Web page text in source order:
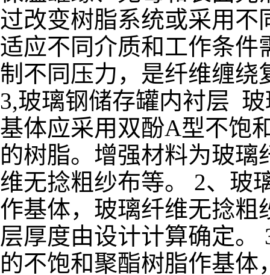
过改变树脂系统或采用
适应不同介质和工作条件
制不同压力，是纤维缠绕
3,玻璃钢储存罐内衬层
基体应采用双酚A型不饱
的树脂。增强材料为玻
维无捻粗纱布等。 2、玻
作基体，玻璃纤维无捻粗
层厚度由设计计算确定
的不饱和聚酯树脂作基